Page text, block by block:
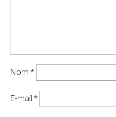
Nom *
E-mail *